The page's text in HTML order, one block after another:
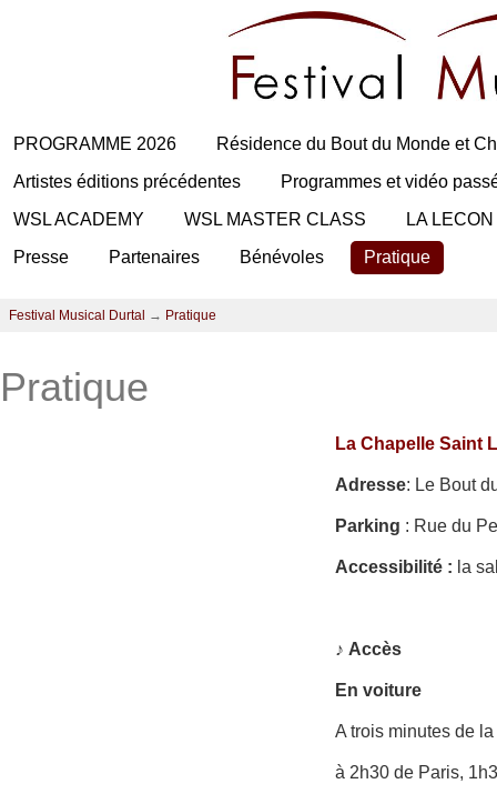
PROGRAMME 2026
Résidence du Bout du Monde et
Artistes éditions précédentes
Programmes et vidéo
WSL ACADEMY
WSL MASTER CLASS
LA
Presse
Partenaires Bénévoles Pratique
Festival Musical Durtal → Pratique
Pratique
La Chapelle Saint
Adresse: Le Bout
Parking : Rue du
Accessibilité : la
♪ Accès
En voiture
A trois minutes de
à 2h30 de Paris,